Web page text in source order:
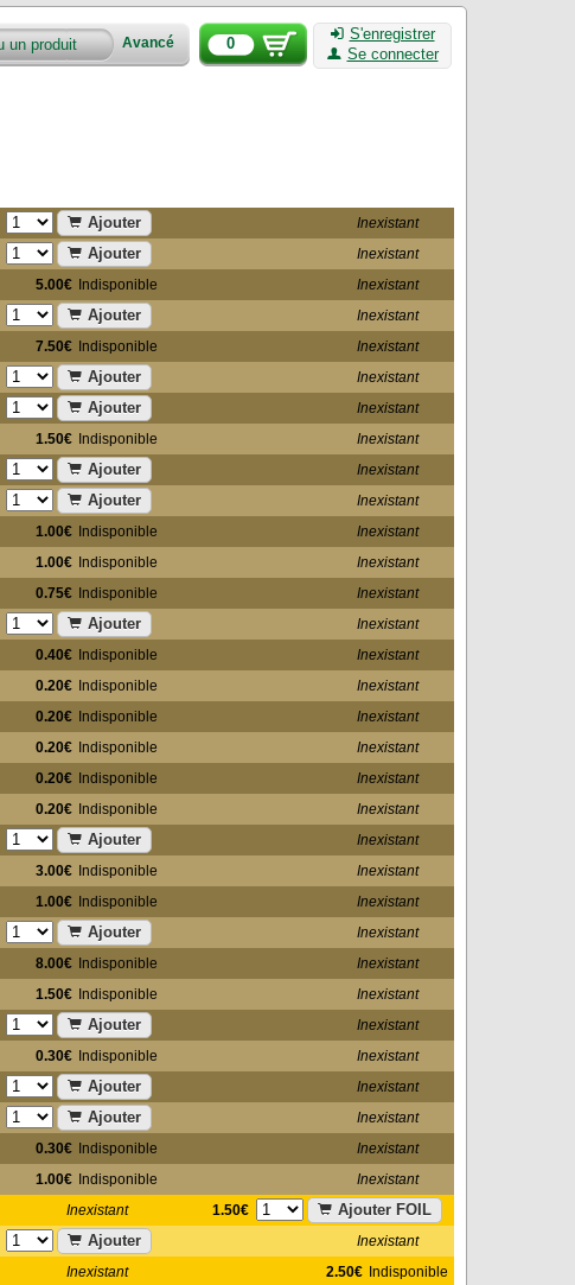
Avancé 0
S'enregistrer
Se connecter
Ajouter Inexistant
Ajouter Inexistant
5.00€ Indisponible Inexistant
Ajouter Inexistant
7.50€ Indisponible Inexistant
Ajouter Inexistant
Ajouter Inexistant
1.50€ Indisponible Inexistant
Ajouter Inexistant
Ajouter Inexistant
1.00€ Indisponible Inexistant
1.00€ Indisponible Inexistant
0.75€ Indisponible Inexistant
Ajouter Inexistant
0.40€ Indisponible Inexistant
0.20€ Indisponible Inexistant
0.20€ Indisponible Inexistant
0.20€ Indisponible Inexistant
0.20€ Indisponible Inexistant
0.20€ Indisponible Inexistant
Ajouter Inexistant
3.00€ Indisponible Inexistant
1.00€ Indisponible Inexistant
Ajouter Inexistant
8.00€ Indisponible Inexistant
1.50€ Indisponible Inexistant
Ajouter Inexistant
0.30€ Indisponible Inexistant
Ajouter Inexistant
Ajouter Inexistant
0.30€ Indisponible Inexistant
1.00€ Indisponible Inexistant
Inexistant 1.50€ Ajouter FOIL
Ajouter Inexistant
Inexistant 2.50€ Indisponible